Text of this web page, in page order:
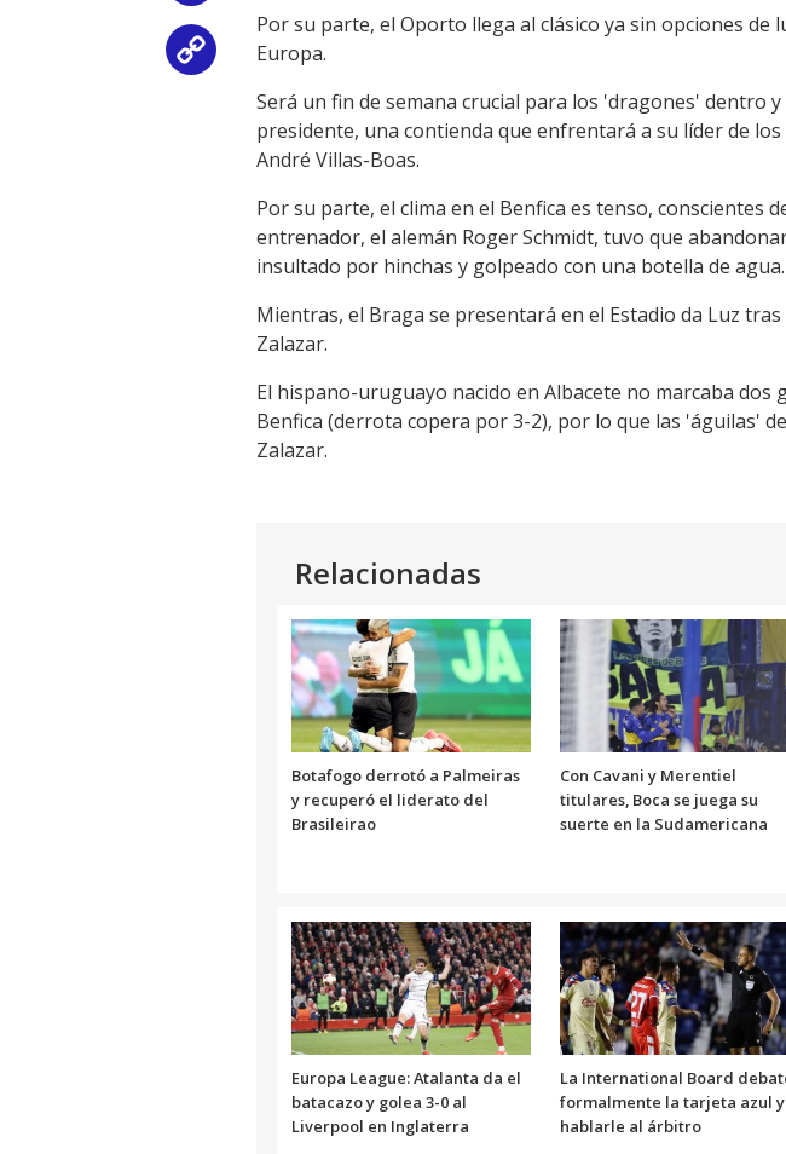
Copy
Link
Por su parte, el Oporto llega al clásico ya sin opciones
Europa.
Será un fin de semana crucial para los 'dragones' dentro
presidente, una contienda que enfrentará a su líder de
André Villas-Boas.
Por su parte, el clima en el Benfica es tenso, conscientes
entrenador, el alemán Roger Schmidt, tuvo que
insultado por hinchas y golpeado con una botella de agua.
Mientras, el Braga se presentará en el Estadio da Luz
Zalazar.
El hispano-uruguayo nacido en Albacete no marcaba
Benfica (derrota copera por 3-2), por lo que las 'águilas'
Zalazar.
Relacionadas
Botafogo derrotó a Palmeiras
y recuperó el liderato del
Brasileirao
Con Cavani y Merentiel
titulares, Boca se juega su
suerte en la Sudamericana
Europa League: Atalanta da el
batacazo y golea 3-0 al
Liverpool en Inglaterra
La International Board
formalmente la tarjeta azul y
hablarle al árbitro